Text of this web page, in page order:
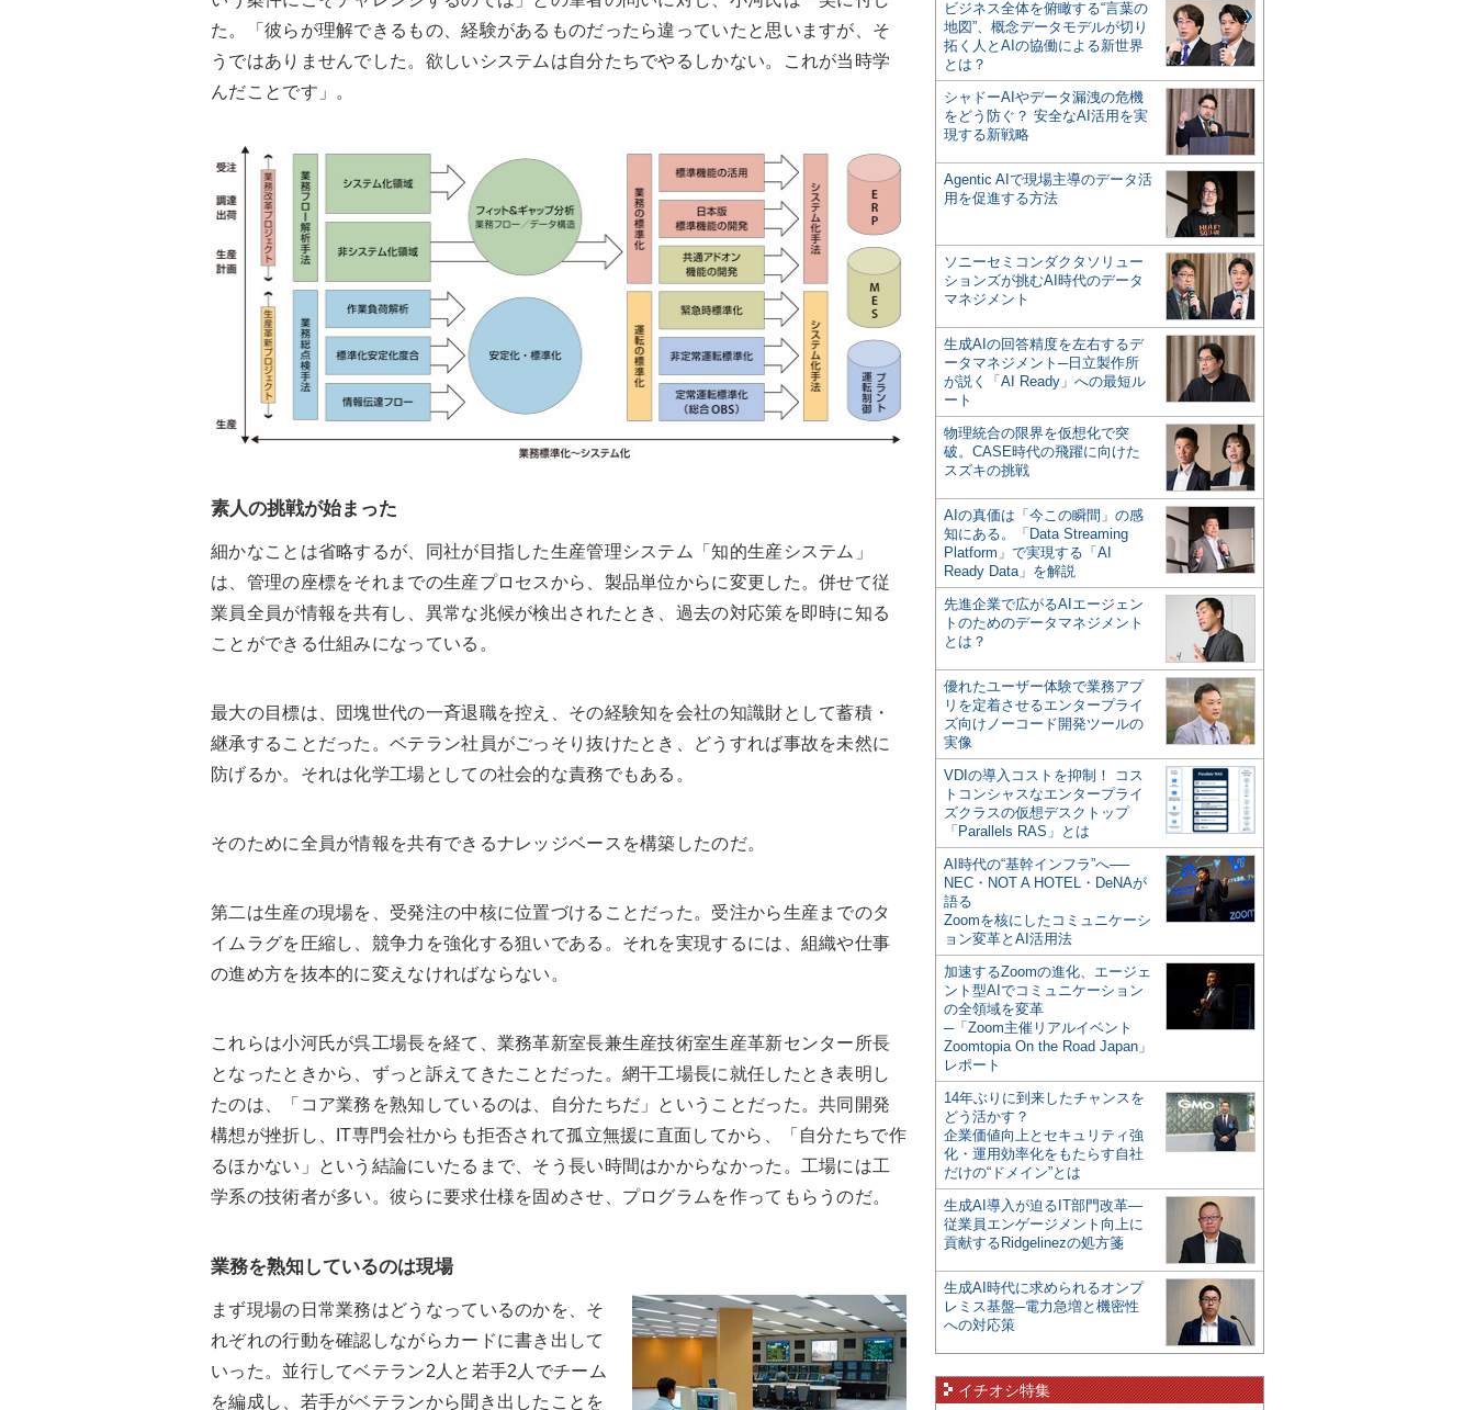
た。「彼らが理解できるもの、経験があるものだったら違っていたと思いますが、そ
うではありませんでした。欲しいシステムは自分たちでやるしかない。これが当時学
んだことです」。
素人の挑戦が始まった
細かなことは省略するが、同社が目指した生産管理システム「知的生産システム」
は、管理の座標をそれまでの生産プロセスから、製品単位からに変更した。併せて従
業員全員が情報を共有し、異常な兆候が検出されたとき、過去の対応策を即時に知る
ことができる仕組みになっている。
最大の目標は、団塊世代の一斉退職を控え、その経験知を会社の知識財として蓄積・
継承することだった。ベテラン社員がごっそり抜けたとき、どうすれば事故を未然に
防げるか。それは化学工場としての社会的な責務でもある。
そのために全員が情報を共有できるナレッジベースを構築したのだ。
第二は生産の現場を、受発注の中核に位置づけることだった。受注から生産までのタ
イムラグを圧縮し、競争力を強化する狙いである。それを実現するには、組織や仕事
の進め方を抜本的に変えなければならない。
これらは小河氏が呉工場長を経て、業務革新室長兼生産技術室生産革新センター所長
となったときから、ずっと訴えてきたことだった。網干工場長に就任したとき表明し
たのは、「コア業務を熟知しているのは、自分たちだ」ということだった。共同開発
構想が挫折し、IT専門会社からも拒否されて孤立無援に直面してから、「自分たちで作
るほかない」という結論にいたるまで、そう長い時間はかからなかった。工場には工
学系の技術者が多い。彼らに要求仕様を固めさせ、プログラムを作ってもらうのだ。
業務を熟知しているのは現場
まず現場の日常業務はどうなっているのかを、そ
れぞれの行動を確認しながらカードに書き出して
いった。並行してベテラン2人と若手2人でチーム
を編成し、若手がベテランから聞き出したことを
ビジネス全体を俯瞰する“言葉の
地図”、概念データモデルが切り
拓く人とAIの協働による新世界
とは？
シャドーAIやデータ漏洩の危機
をどう防ぐ？ 安全なAI活用を実
現する新戦略
Agentic AIで現場主導のデータ活
用を促進する方法
ソニーセミコンダクタソリュー
ションズが挑むAI時代のデータ
マネジメント
生成AIの回答精度を左右するデ
ータマネジメント─日立製作所
が説く「AI Ready」への最短ル
ート
物理統合の限界を仮想化で突
破。CASE時代の飛躍に向けた
スズキの挑戦
AIの真価は「今この瞬間」の感
知にある。「Data Streaming
Platform」で実現する「AI
Ready Data」を解説
先進企業で広がるAIエージェン
トのためのデータマネジメント
とは？
優れたユーザー体験で業務アプ
リを定着させるエンタープライ
ズ向けノーコード開発ツールの
実像
VDIの導入コストを抑制！ コス
トコンシャスなエンタープライ
ズクラスの仮想デスクトップ
「Parallels RAS」とは
AI時代の“基幹インフラ”へ──
NEC・NOT A HOTEL・DeNAが
語る
Zoomを核にしたコミュニケーシ
ョン変革とAI活用法
加速するZoomの進化、エージェ
ント型AIでコミュニケーション
の全領域を変革
─「Zoom主催リアルイベント
Zoomtopia On the Road Japan」
レポート
14年ぶりに到来したチャンスを
どう活かす？
企業価値向上とセキュリティ強
化・運用効率化をもたらす自社
だけの“ドメイン”とは
生成AI導入が迫るIT部門改革―
従業員エンゲージメント向上に
貢献するRidgelinezの処方箋
生成AI時代に求められるオンプ
レミス基盤─電力急増と機密性
への対応策
イチオシ特集